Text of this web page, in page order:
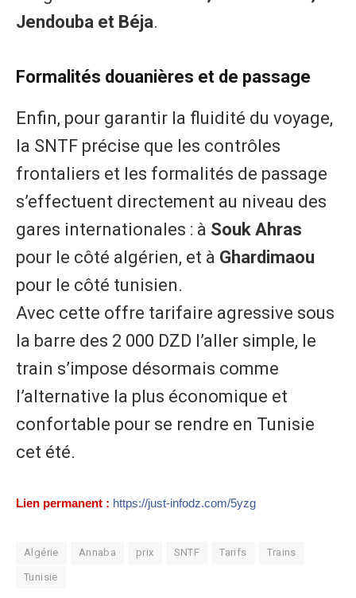
Jendouba et Béja.
Formalités douanières et de passage
Enfin, pour garantir la fluidité du voyage,
la SNTF précise que les contrôles
frontaliers et les formalités de passage
s’effectuent directement au niveau des
gares internationales : à Souk Ahras
pour le côté algérien, et à Ghardimaou
pour le côté tunisien.
Avec cette offre tarifaire agressive sous
la barre des 2 000 DZD l’aller simple, le
train s’impose désormais comme
l’alternative la plus économique et
confortable pour se rendre en Tunisie
cet été.
Lien permanent : https://just-infodz.com/5yzg
Algérie Annaba prix SNTF Tarifs Trains
Tunisie